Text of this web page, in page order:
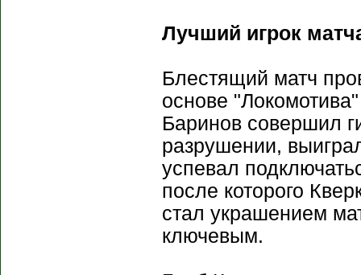
Лучший игрок
Блестящий матч
основе
Баринов совершил
разрушении,
успевал
после которого
стал украшением
ключевым.